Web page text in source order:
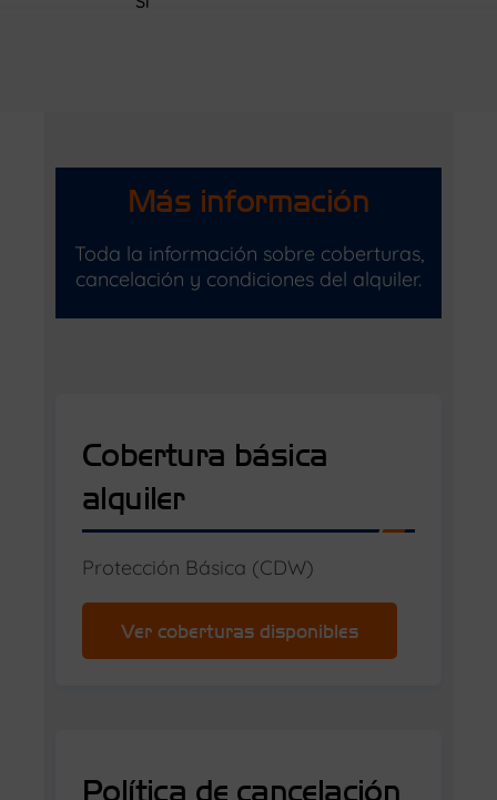
Más información
Toda la información sobre coberturas,
cancelación y condiciones del alquiler.
Cobertura básica
alquiler
Protección Básica (CDW)
Ver coberturas disponibles
Política de cancelación